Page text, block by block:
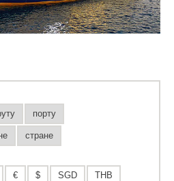
порту
стране
€ $ SGD THB